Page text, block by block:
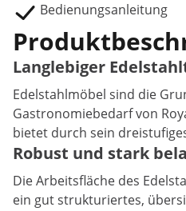
Bedienungsanleitung
Langlebiger
Edelstahlmöbel sind die
Gastronomiebedarf von
bietet durch sein
Robust und stark
Die Arbeitsfläche des
ein gut strukturiertes,